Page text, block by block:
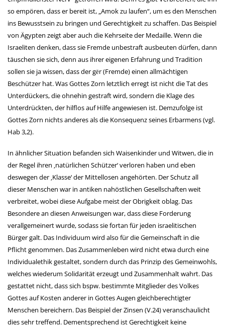
so empören, dass er bereit ist, „Amok zu laufen“, um es den Menschen
ins Bewusstsein zu bringen und Gerechtigkeit zu schaffen. Das Beispiel
von Ägypten zeigt aber auch die Kehrseite der Medaille. Wenn die
Israeliten denken, dass sie Fremde unbestraft ausbeuten dürfen, dann
täuschen sie sich, denn aus ihrer eigenen Erfahrung und Tradition
sollen sie ja wissen, dass der gēr (Fremde) einen allmächtigen
Beschützer hat. Was Gottes Zorn letztlich erregt ist nicht die Tat des
Unterdückers, die ohnehin gestraft wird, sondern die Klage des
Unterdrückten, der hilflos auf Hilfe angewiesen ist. Demzufolge ist
Gottes Zorn nichts anderes als die Konsequenz seines Erbarmens (vgl.
Hab 3,2).
In ähnlicher Situation befanden sich Waisenkinder und Witwen, die in
der Regel ihren ‚natürlichen Schützer‘ verloren haben und eben
deswegen der ‚Klasse‘ der Mittellosen angehörten. Der Schutz all
dieser Menschen war in antiken nahöstlichen Gesellschaften weit
verbreitet, wobei diese Aufgabe meist der Obrigkeit oblag. Das
Besondere an diesen Anweisungen war, dass diese Forderung
verallgemeinert wurde, sodass sie fortan für jeden israelitischen
Bürger galt. Das Individuum wird also für die Gemeinschaft in die
Pflicht genommen. Das Zusammenleben wird nicht etwa durch eine
Individualethik gestaltet, sondern durch das Prinzip des Gemeinwohls,
welches wiederum Solidarität erzeugt und Zusammenhalt wahrt. Das
gestattet nicht, dass sich bspw. bestimmte Mitglieder des Volkes
Gottes auf Kosten anderer in Gottes Augen gleichberechtigter
Menschen bereichern. Das Beispiel der Zinsen (V.24) veranschaulicht
dies sehr treffend. Dementsprechend ist Gerechtigkeit keine